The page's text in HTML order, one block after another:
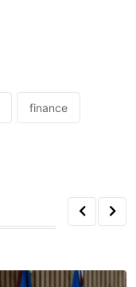
finance